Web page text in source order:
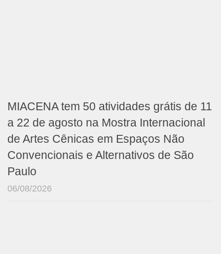
MIACENA tem 50 atividades grátis de 11
a 22 de agosto na Mostra Internacional
de Artes Cênicas em Espaços Não
Convencionais e Alternativos de São
Paulo
06/08/2026